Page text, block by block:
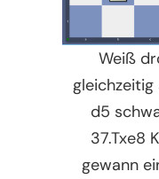
Weiß
gleichzeitig
d5
37.Txe8
gewann